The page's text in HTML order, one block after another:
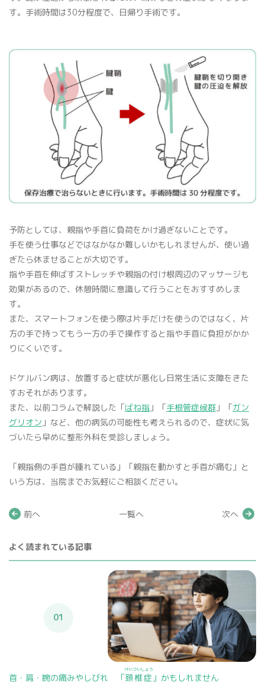
す。手術時間は30分程度で、日帰り手術です。
予防としては、親指や手首に負荷をかけ過ぎないことです。
手を使う仕事などではなかなか難しいかもしれませんが、使い過
ぎたら休ませることが大切です。
指や手首を伸ばすストレッチや親指の付け根周辺のマッサージも
効果があるので、休憩時間に意識して行うことをおすすめしま
す。
また、スマートフォンを使う際は片手だけを使うのではなく、片
方の手で持ってもう一方の手で操作すると指や手首に負担がかか
りにくいです。
ドケルバン病は、放置すると症状が悪化し日常生活に支障をきた
すおそれがあります。
また、以前コラムで解説した「ばね指 」「手根管症候群 」「ガン
グリオン 」など、他の病気の可能性も考えられるので、症状に気
づいたら早めに整形外科を受診しましょう。
「親指側の手首が腫れている」「親指を動かすと手首が痛む」と
いう方は、当院までお気軽にご相談ください。
前へ 一覧へ 次へ
よく読まれている記事
01
首・肩・腕の痛みやしびれ 「頚椎症
けいついしょう
」かもしれません